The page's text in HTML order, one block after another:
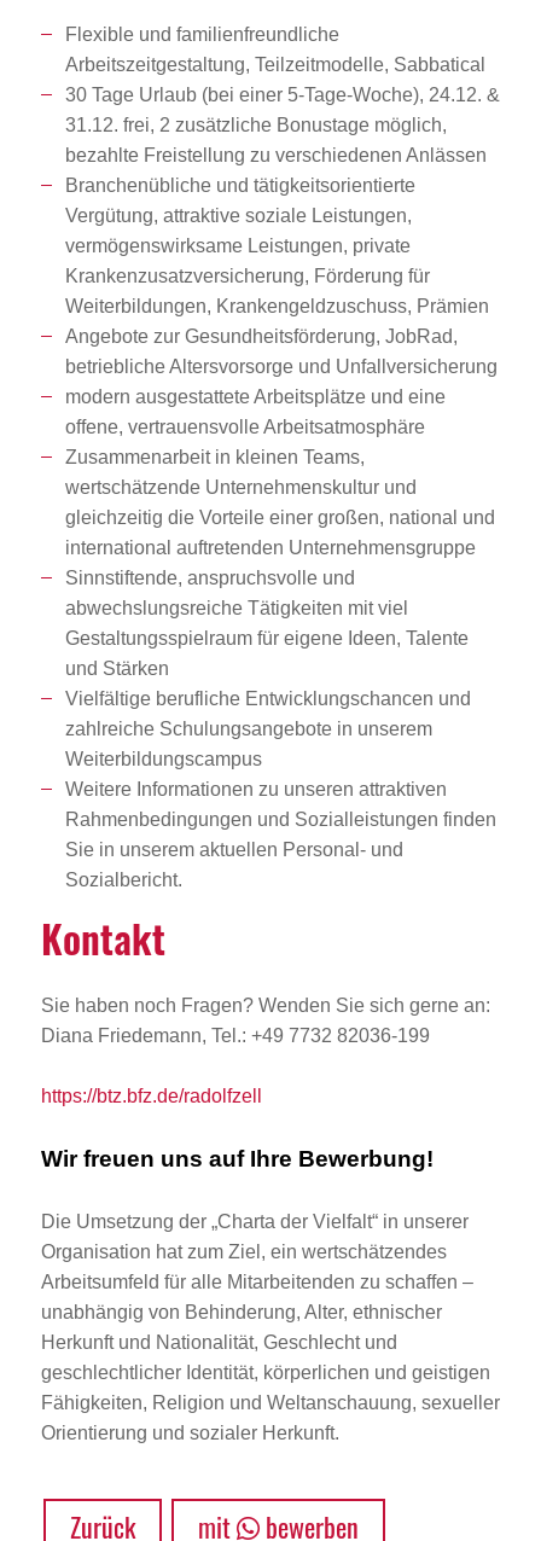
Flexible und familienfreundliche
Arbeitszeitgestaltung, Teilzeitmodelle, Sabbatical
30 Tage Urlaub (bei einer 5-Tage-Woche), 24.12. &
31.12. frei, 2 zusätzliche Bonustage möglich,
bezahlte Freistellung zu verschiedenen Anlässen
Branchenübliche und tätigkeitsorientierte
Vergütung, attraktive soziale Leistungen,
vermögenswirksame Leistungen, private
Krankenzusatzversicherung, Förderung für
Weiterbildungen, Krankengeldzuschuss, Prämien
Angebote zur Gesundheitsförderung, JobRad,
betriebliche Altersvorsorge und Unfallversicherung
modern ausgestattete Arbeitsplätze und eine
offene, vertrauensvolle Arbeitsatmosphäre
Zusammenarbeit in kleinen Teams,
wertschätzende Unternehmenskultur und
gleichzeitig die Vorteile einer großen, national und
international auftretenden Unternehmensgruppe
Sinnstiftende, anspruchsvolle und
abwechslungsreiche Tätigkeiten mit viel
Gestaltungsspielraum für eigene Ideen, Talente
und Stärken
Vielfältige berufliche Entwicklungschancen und
zahlreiche Schulungsangebote in unserem
Weiterbildungscampus
Weitere Informationen zu unseren attraktiven
Rahmenbedingungen und Sozialleistungen finden
Sie in unserem aktuellen Personal- und
Sozialbericht.
Kontakt
Sie haben noch Fragen? Wenden Sie sich gerne an:
Diana Friedemann, Tel.: +49 7732 82036-199
https://btz.bfz.de/radolfzell
Wir freuen uns auf Ihre Bewerbung!
Die Umsetzung der „Charta der Vielfalt“ in unserer
Organisation hat zum Ziel, ein wertschätzendes
Arbeitsumfeld für alle Mitarbeitenden zu schaffen –
unabhängig von Behinderung, Alter, ethnischer
Herkunft und Nationalität, Geschlecht und
geschlechtlicher Identität, körperlichen und geistigen
Fähigkeiten, Religion und Weltanschauung, sexueller
Orientierung und sozialer Herkunft.
Zurück mit
bewerben